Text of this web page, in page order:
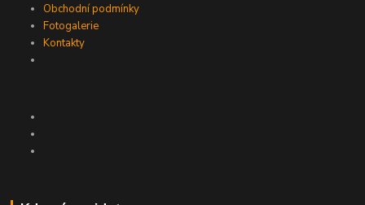
Obchodní podmínky
Fotogalerie
Kontakty